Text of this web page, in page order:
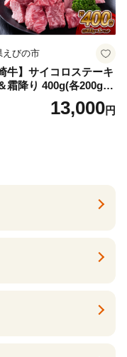
えびの市
牛】サイコロステーキ
霜降り 400g(各200g×
2P) 真空パック 冷凍
13,000円